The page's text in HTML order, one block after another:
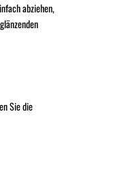
abziehen,
Sie die